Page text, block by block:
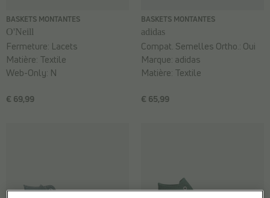
BASKETS MONTANTES
O'Neill
€ 69,99
Fermeture: Lacets
Matière: Textile
Web-Only: N
BASKETS MONTANTES
adidas
€ 65,99
Compat. Semelles Ortho.: Oui
Marque: adidas
Matière: Textile